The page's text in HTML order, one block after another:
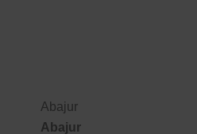
Abajur
Abajur